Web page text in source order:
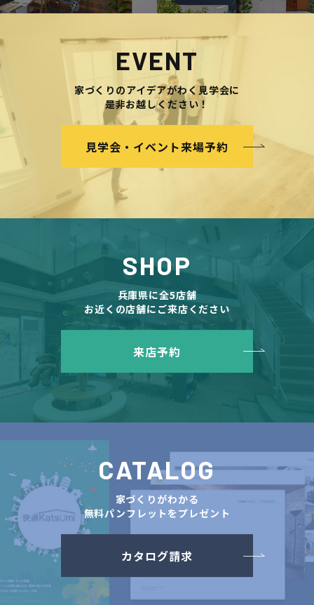
EVENT
家づくりのアイデアがわく見学会に
是非お越しください！
見学会・イベント来場予約
SHOP
兵庫県に全5店舗
お近くの店舗にご来店ください
来店予約
CATALOG
家づくりがわかる
無料パンフレットをプレゼント
カタログ請求